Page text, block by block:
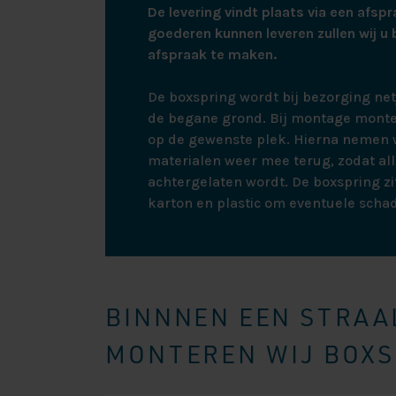
namelijk niet,
HET
Het topmatras
slaapcomfort,
ongeveer 5cm
extra lang van
uitstekende
uitgevoerd in
320gr. Deze
Dit type
zorgen ervoor
bij de
De levering vindt plaats via een
goederen kunnen leveren zullen wij u
afspraak te maken.
De boxspring wordt bij bezorging
de begane grond. Bij montage
op de gewenste plek. Hierna
materialen weer mee terug, zodat
achtergelaten wordt. De boxspring
karton en plastic om eventuele
BINNNEN EEN
MONTEREN WIJ